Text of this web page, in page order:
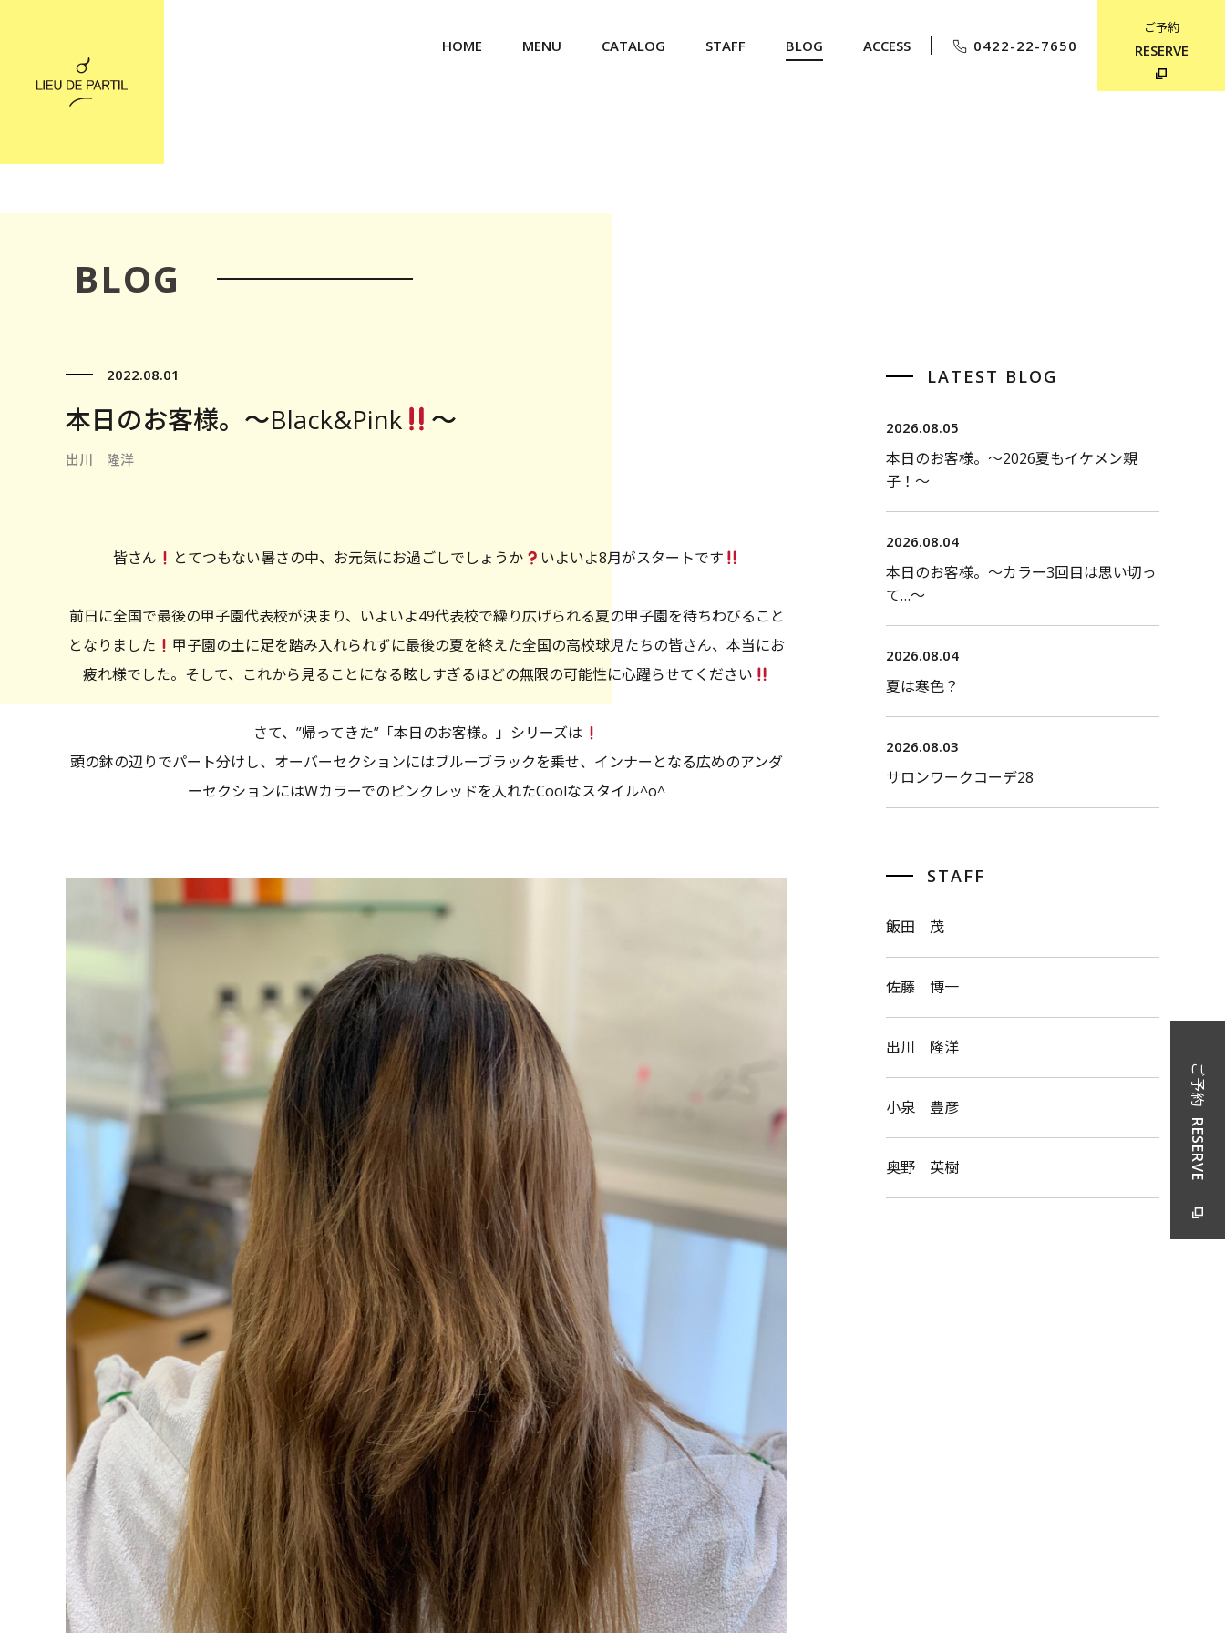
HOME MENU CATALOG STAFF BLOG ACCESS 0422-22-7650
ご予約
RESERVE
BLOG
2022.08.01
本日のお客様。〜Black&Pink 〜
出川 隆洋
皆さん とてつもない暑さの中、お元気にお過ごしでしょうか いよいよ8月がスタートです
前日に全国で最後の甲子園代表校が決まり、いよいよ49代表校で繰り広げられる夏の甲子園を待ちわびること
となりました
甲子園の土に足を踏み入れられずに最後の夏を終えた全国の高校球児たちの皆さん、本当にお
疲れ様でした。そして、これから見ることになる眩しすぎるほどの無限の可能性に心躍らせてください
さて、”帰ってきた”「本日のお客様。」シリーズは
頭の鉢の辺りでパート分けし、オーバーセクションにはブルーブラックを乗せ、インナーとなる広めのアンダ
ーセクションにはWカラーでのピンクレッドを入れたCoolなスタイル^o^
LATEST BLOG
2026.08.05
本日のお客様。〜2026夏もイケメン親
子！〜
2026.08.04
本日のお客様。〜カラー3回目は思い切っ
て…〜
2026.08.04
夏は寒色？
2026.08.03
サロンワークコーデ28
STAFF
飯田 茂
佐藤 博一
出川 隆洋
小泉 豊彦
奥野 英樹
ご予約
RESERVE